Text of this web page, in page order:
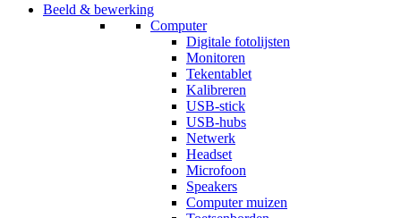
Beeld & bewerking
Computer
Digitale fotolijsten
Monitoren
Tekentablet
Kalibreren
USB-stick
USB-hubs
Netwerk
Headset
Microfoon
Speakers
Computer muizen